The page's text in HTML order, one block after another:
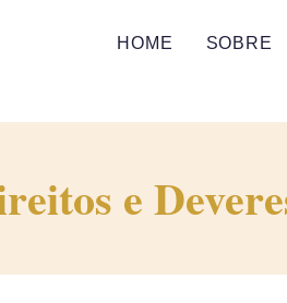
HOME SOBRE
e